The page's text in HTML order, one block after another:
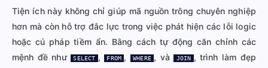
Tiện ích này không chỉ giúp mã nguồn trông chuyên nghiệp
hơn mà còn hỗ trợ đắc lực trong việc phát hiện các lỗi logic
hoặc cú pháp tiềm ẩn. Bằng cách tự động căn chỉnh các
mệnh đề như
SELECT , FROM , WHERE , và JOIN , trình làm đẹp